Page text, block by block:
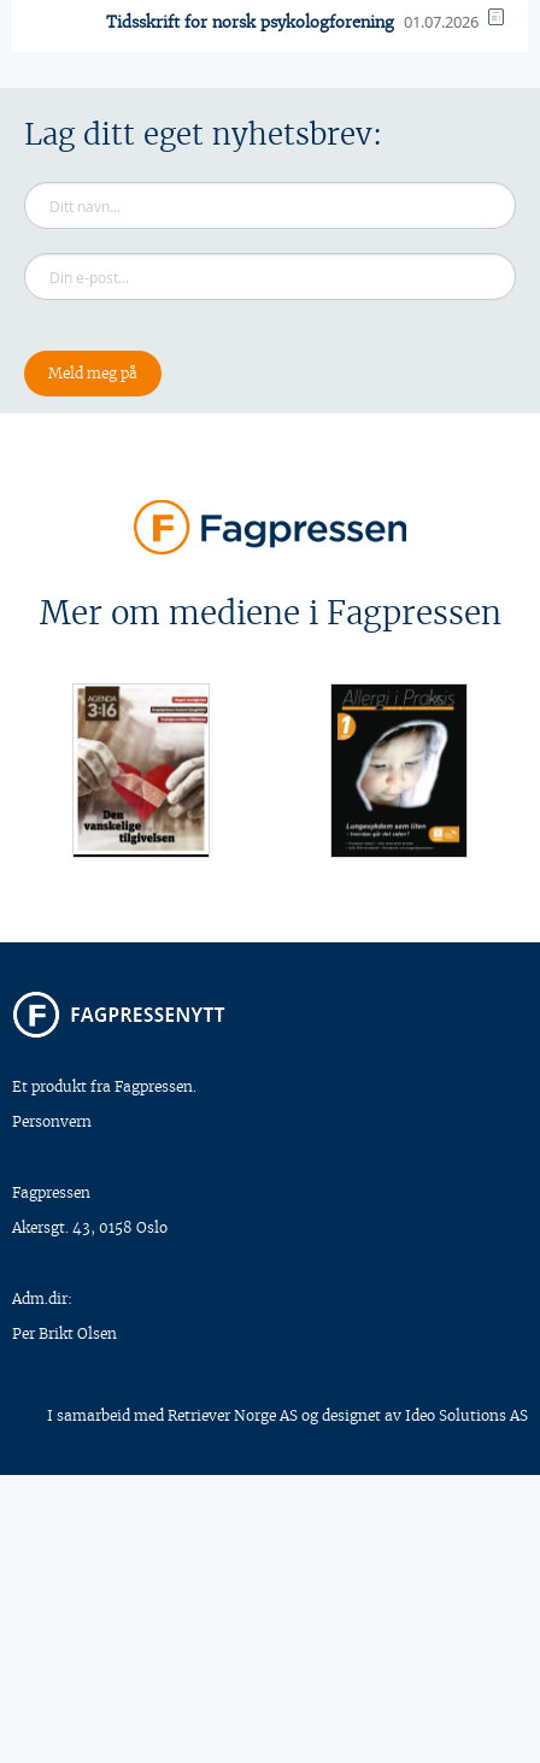
Tidsskrift for norsk psykologforening 01.07.2026
Lag ditt eget nyhetsbrev:
Mer om mediene i Fagpressen
Et produkt fra Fagpressen.
Personvern
Fagpressen
Akersgt. 43, 0158 Oslo
Adm.dir:
Per Brikt Olsen
I samarbeid med Retriever Norge AS og designet av Ideo Solutions AS